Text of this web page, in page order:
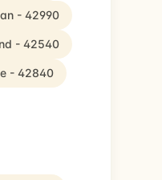
- 42990
- 42540
- 42840